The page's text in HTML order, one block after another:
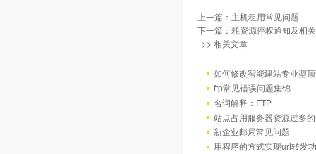
上一篇： 主机租用常见问题
下一篇： 耗资源停权通知及相
>> 相关文章
如何修改智能建站专业型
ftp常见错误问题集锦
名词解释：FTP
站点占用服务器资源过多
新企业邮局常见问题
用程序的方式实现url转发